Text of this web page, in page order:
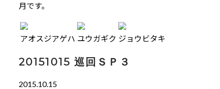
月です。
アオスジアゲハ ユウガギク ジョウビタキ
20151015 巡回ＳＰ３
2015.10.15